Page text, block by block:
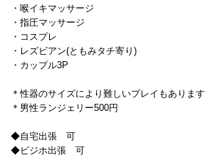
・喉イキマッサージ
・指圧マッサージ
・コスプレ
・レズビアン(ともみタチ寄り)
・カップル3P
＊性器のサイズにより難しいプレイもあります
＊男性ランジェリー500円
◆自宅出張 可
◆ビジホ出張 可